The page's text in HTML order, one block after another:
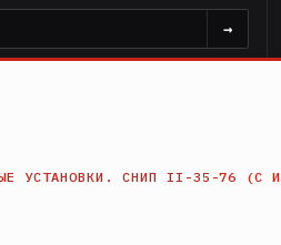
→
УСТАНОВКИ. СНИП II-35-76 (С